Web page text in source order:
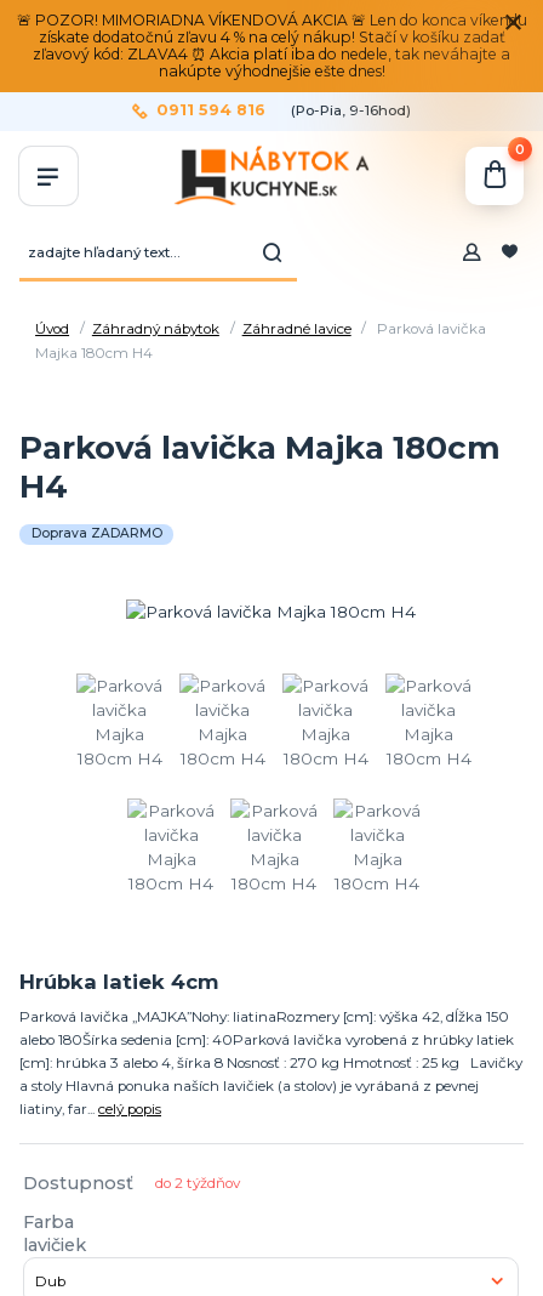
🚨 POZOR! MIMORIADNA VÍKENDOVÁ AKCIA 🚨 Len do konca víkendu
získate dodatočnú zľavu 4 % na celý nákup! Stačí v košíku zadať
zľavový kód: ZLAVA4 ⏰ Akcia platí iba do nedele, tak neváhajte a
nakúpte výhodnejšie ešte dnes!
0911 594 816 (Po-Pia, 9-16hod)
0
Úvod Záhradný nábytok Záhradné lavice
Parková lavička
Majka 180cm H4
Parková lavička Majka 180cm
H4
Doprava ZADARMO
Hrúbka latiek 4cm
Parková lavička „MAJKA”Nohy: liatinaRozmery [cm]: výška 42, dĺžka 150
alebo 180Šírka sedenia [cm]: 40Parková lavička vyrobená z hrúbky latiek
[cm]: hrúbka 3 alebo 4, šírka 8 Nosnosť : 270 kg Hmotnosť : 25 kg Lavičky
a stoly Hlavná ponuka naších lavičiek (a stolov) je vyrábaná z pevnej
liatiny, far... celý popis
Dostupnosť do 2 týždňov
Farba
lavičiek